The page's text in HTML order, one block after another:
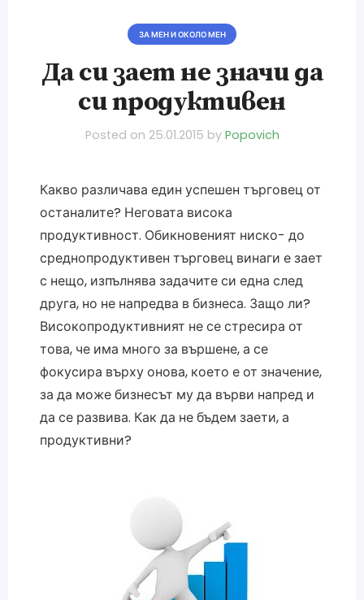
ЗА МЕН И ОКОЛО МЕН
Да си зает не значи да
си продуктивен
Posted on 25.01.2015 by Popovich
Какво различава един успешен търговец от
останалите? Неговата висока
продуктивност. Обикновеният ниско- до
среднопродуктивен търговец винаги е зает
с нещо, изпълнява задачите си една след
друга, но не напредва в бизнеса. Защо ли?
Високопродуктивният не се стресира от
това, че има много за вършене, а се
фокусира върху онова, което е от значение,
за да може бизнесът му да върви напред и
да се развива. Как да не бъдем заети, а
продуктивни?